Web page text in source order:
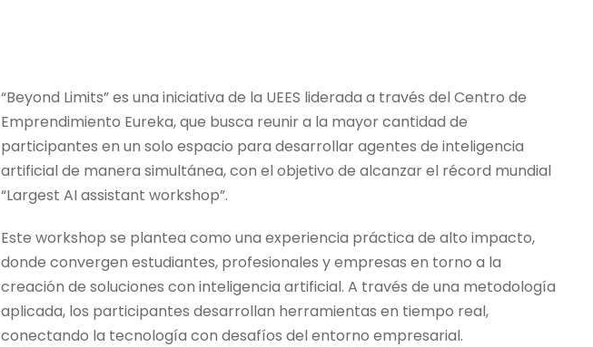
“Beyond Limits” es una iniciativa de la UEES liderada a través del Centro de
Emprendimiento Eureka, que busca reunir a la mayor cantidad de
participantes en un solo espacio para desarrollar agentes de inteligencia
artificial de manera simultánea, con el objetivo de alcanzar el récord mundial
“Largest AI assistant workshop”.
Este workshop se plantea como una experiencia práctica de alto impacto,
donde convergen estudiantes, profesionales y empresas en torno a la
creación de soluciones con inteligencia artificial. A través de una metodología
aplicada, los participantes desarrollan herramientas en tiempo real,
conectando la tecnología con desafíos del entorno empresarial.